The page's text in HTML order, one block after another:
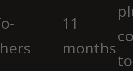
11
months